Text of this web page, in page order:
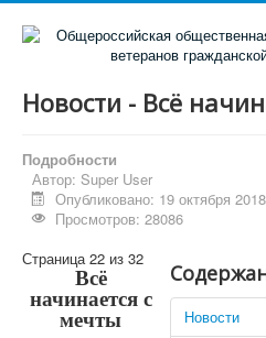
Новости - Всё
Подробности
Автор: Super User
Опубликовано: 19 октября 2018
Просмотров: 28086
Новости
Страница 22 из 32
Всё
начинается с
мечты